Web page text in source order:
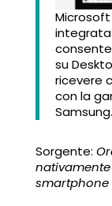
Microsoft
integrata
su
ricevere
con la
Samsung.
Sorgente:
smartphone